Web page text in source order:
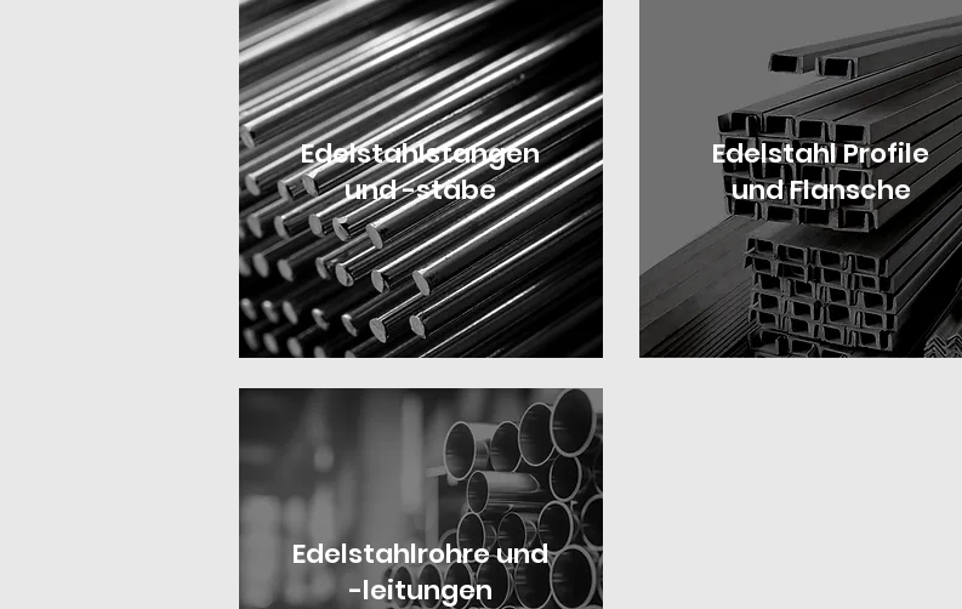
Edelstahlstangen
und -stäbe
Edelstahl Profile
und Flansche
Edelstahlrohre und
-leitungen